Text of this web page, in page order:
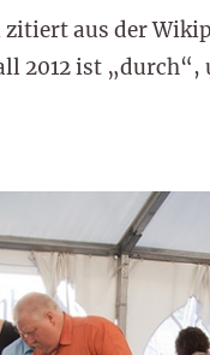
aus der
2012 ist